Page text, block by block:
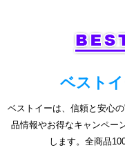
ベスト
ベストイーは、信頼と安心
品情報やお得なキャンペー
します。全商品